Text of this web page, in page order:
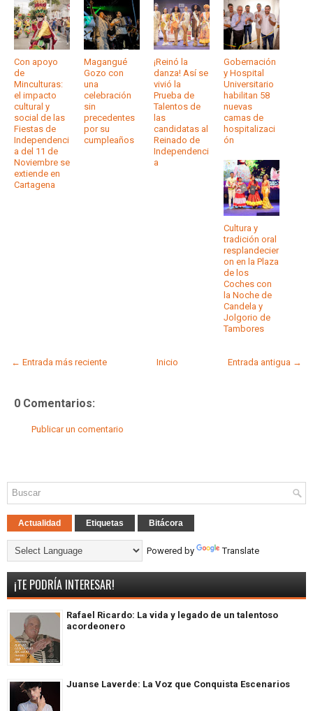
Con apoyo
de
Minculturas:
el impacto
cultural y
social de las
Fiestas de
Independenci
a del 11 de
Noviembre se
extiende en
Cartagena
Magangué
Gozo con
una
celebración
sin
precedentes
por su
cumpleaños
¡Reinó la
danza! Así se
vivió la
Prueba de
Talentos de
las
candidatas al
Reinado de
Independenci
a
Gobernación
y Hospital
Universitario
habilitan 58
nuevas
camas de
hospitalizaci
ón
Cultura y
tradición oral
resplandecier
on en la Plaza
de los
Coches con
la Noche de
Candela y
Jolgorio de
Tambores
← Entrada más reciente Entrada antigua →
Inicio
0 Comentarios:
Publicar un comentario
Actualidad Etiquetas Bitácora
Powered by Translate
¡TE PODRÍA INTERESAR!
Rafael Ricardo: La vida y legado de un talentoso
acordeonero
Juanse Laverde: La Voz que Conquista Escenarios